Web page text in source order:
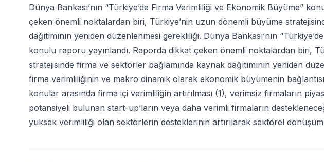
Dünya Bankası’nın “Türkiye’de Firma Verimliliği ve Ekonomik Büyüme”
çeken önemli noktalardan biri, Türkiye’nin uzun dönemli büyüme
dağıtımının yeniden düzenlenmesi gerekliliği. Dünya Bankası’nın
konulu raporu yayınlandı. Raporda dikkat çeken önemli noktalardan biri,
stratejisinde firma ve sektörler bağlamında kaynak dağıtımının yeniden
firma verimliliğinin ve makro dinamik olarak ekonomik büyümenin
konular arasında firma içi verimliliğin artırılması (1), verimsiz firmaların
potansiyeli bulunan start-up’ların veya daha verimli firmaların
yüksek verimliliği olan sektörlerin desteklerinin artırılarak sektörel